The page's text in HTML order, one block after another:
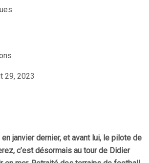
29, 2023
janvier dernier, et avant lui, le pilote de
c’est désormais au tour de Didier